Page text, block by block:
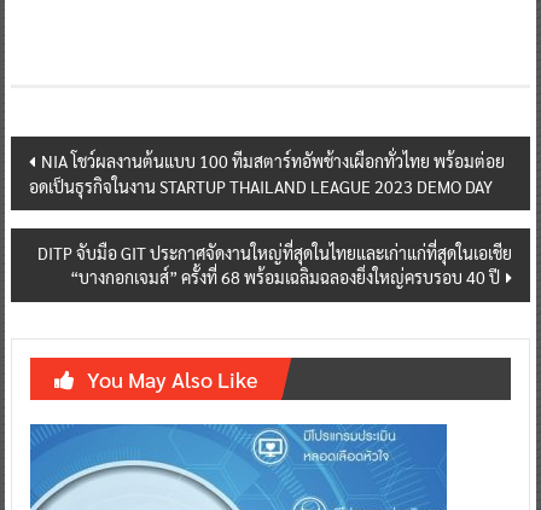
Post
navigation
NIA โชว์ผลงานต้นแบบ 100 ทีมสตาร์ทอัพช้างเผือกทั่วไทย พร้อมต่อย
อดเป็นธุรกิจในงาน STARTUP THAILAND LEAGUE 2023 DEMO DAY
DITP จับมือ GIT ประกาศจัดงานใหญ่ที่สุดในไทยและเก่าแก่ที่สุดในเอเชีย
“บางกอกเจมส์” ครั้งที่ 68 พร้อมเฉลิมฉลองยิ่งใหญ่ครบรอบ 40 ปี
You May Also Like